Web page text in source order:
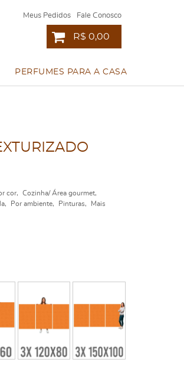
Meus Pedidos Fale Conosco
R$ 0,00
PERFUMES PARA A CASA
cor
Cozinha/ Área gourmet
Por ambiente Pinturas
Mais